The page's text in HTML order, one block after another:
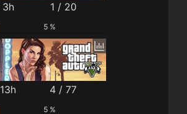
3h 1 / 20
5 %
13h 4 / 77
5 %